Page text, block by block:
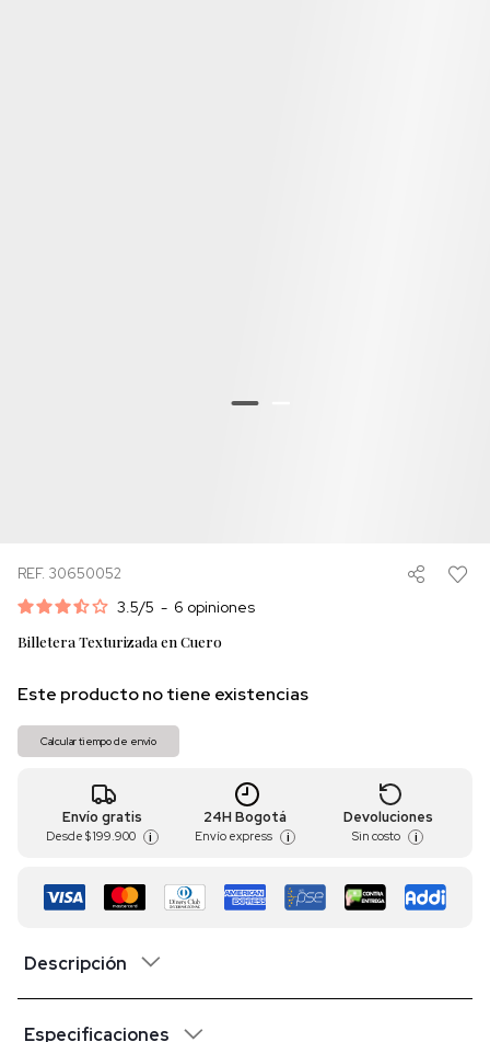
REF. 30650052
3.5/5 - 6 opiniones
Billetera Texturizada en Cuero
Este producto no tiene existencias
Calcular tiempo de envío
Envío gratis
Desde $ 199.900 i
24H Bogotá
Envío express i
Devoluciones
Sin costo i
Descripción
Especificaciones